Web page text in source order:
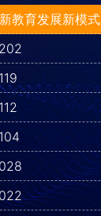
教育发展新模式